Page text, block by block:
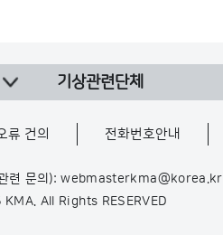
기상관련단체
류 건의 전화번호안내
련 문의): webmasterkma@korea.kr
All Rights RESERVED